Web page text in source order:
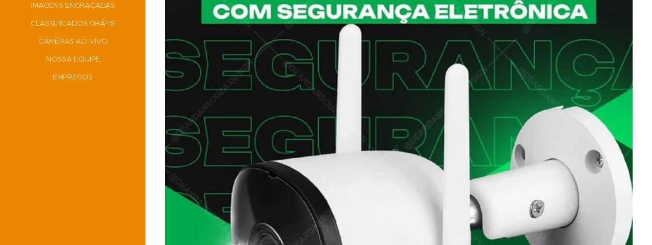
IMAGENS ENGRAÇADAS
CLASSIFICADOS GRÁTIS
CÂMERAS AO VIVO
NOSSA EQUIPE
EMPREGOS